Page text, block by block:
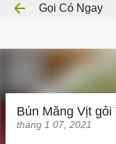
Gọi Có Ngay
Bún Măng Vịt
tháng 1 07, 2021